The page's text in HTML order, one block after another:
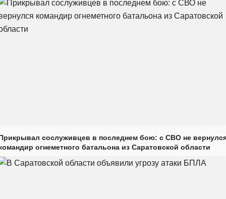
сослуживцев в последнем бою: с СВО не
огнеметного батальона из Саратовской области